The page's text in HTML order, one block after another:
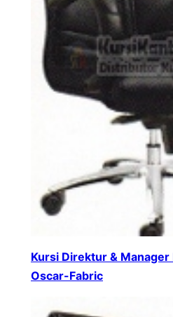
Kursi Direktur & Manager
Oscar-Fabric